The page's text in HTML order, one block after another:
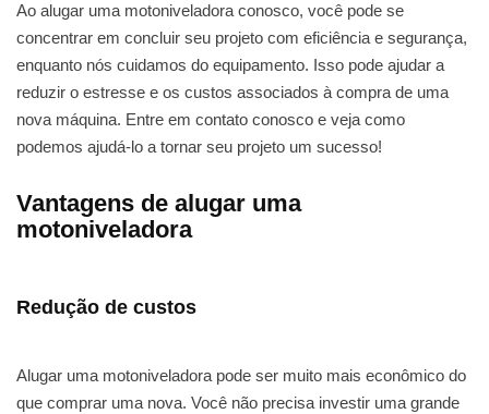
Ao alugar uma motoniveladora conosco, você pode se
concentrar em concluir seu projeto com eficiência e segurança,
enquanto nós cuidamos do equipamento. Isso pode ajudar a
reduzir o estresse e os custos associados à compra de uma
nova máquina. Entre em contato conosco e veja como
podemos ajudá-lo a tornar seu projeto um sucesso!
Vantagens de alugar uma
motoniveladora
Redução de custos
Alugar uma motoniveladora pode ser muito mais econômico do
que comprar uma nova. Você não precisa investir uma grande